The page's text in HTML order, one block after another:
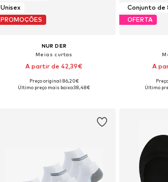
Unisex
PROMOÇÕES
NUR DER
Meias curtas
A partir de 42,39€
Tamanhos disponíveis: 39-42, 43-46, 47-50
Preço original: 86,20€
Último preço mais baixo:38,48€
Conjunto de
OFERTA
A
Tamanhos
Último